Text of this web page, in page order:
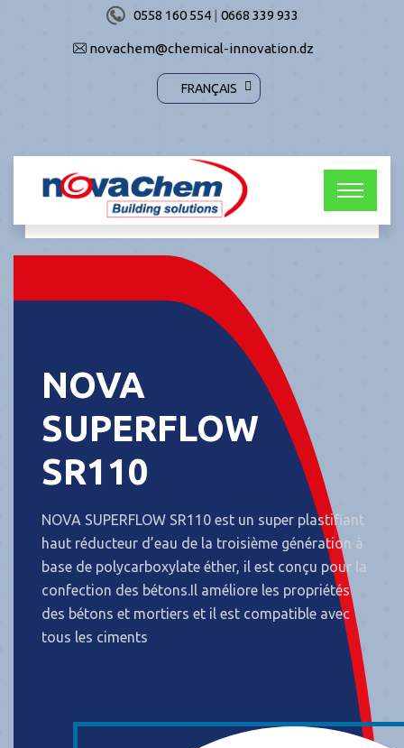
0558 160 554| 0668 339 933
novachem@chemical-innovation.dz
FRANÇAIS
NOVA
SUPERFLOW
SR110
NOVA SUPERFLOW SR110 est un super plastifiant
haut réducteur d’eau de la troisième génération à
base de polycarboxylate éther, il est conçu pour la
confection des bétons.Il améliore les propriétés
des bétons et mortiers et il est compatible avec
tous les ciments